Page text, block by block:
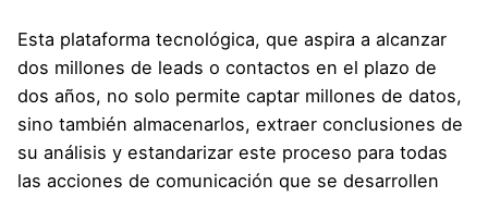
Esta plataforma tecnológica, que aspira a alcanzar
dos millones de leads o contactos en el plazo de
dos años, no solo permite captar millones de datos,
sino también almacenarlos, extraer conclusiones de
su análisis y estandarizar este proceso para todas
las acciones de comunicación que se desarrollen